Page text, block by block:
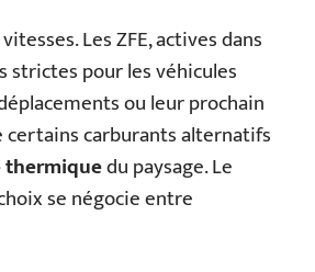
Les ZFE, actives dans
strictes pour les véhicules
ou leur prochain
certains carburants alternatifs
du paysage. Le
se négocie entre